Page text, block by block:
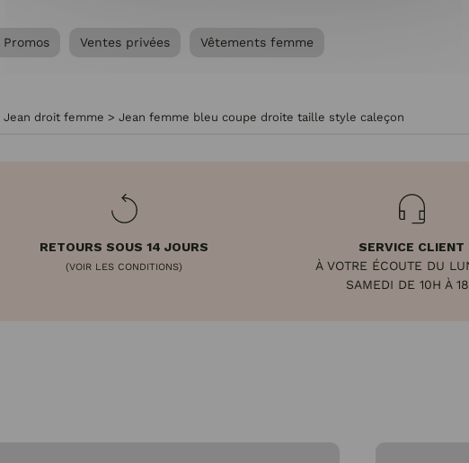
Promos Ventes privées Vêtements femme
Jean droit femme > Jean femme bleu coupe droite taille style caleçon
RETOURS SOUS 14 JOURS
(VOIR LES CONDITIONS)
SERVICE CLIENT
À VOTRE ÉCOUTE DU
SAMEDI DE 10H À